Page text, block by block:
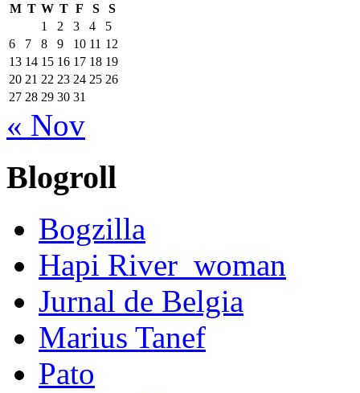
M T W T F S
S
1
2 3 4
5
6
7 8 9 10 11 12
13 14 15 16 17 18 19
20 21 22 23 24 25 26
27 28 29 30 31
« Nov
Blogroll
Bogzilla
Hapi River_woman
Jurnal de Belgia
Marius Tanef
Pato